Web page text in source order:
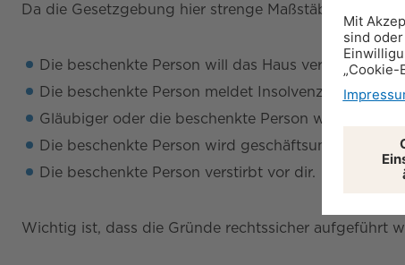
Da die Gesetzgebung hier strenge Maßstäbe anlegt,
Die beschenkte Person will das Haus verkaufen.
Die beschenkte Person meldet Insolvenz an.
Gläubiger oder die beschenkte Person wollen das
Die beschenkte Person wird geschäftsunfähig.
Die beschenkte Person verstirbt vor dir.
Wichtig ist, dass die Gründe rechtssicher aufgeführt